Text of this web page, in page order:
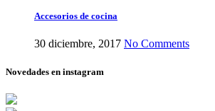
Accesorios de cocina
30 diciembre, 2017 No Comments
Novedades en instagram